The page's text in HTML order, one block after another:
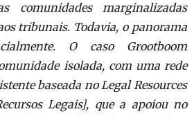
comunidades marginalizadas
tribunais. Todavia, o panorama
O caso Grootboom
isolada, com uma rede
baseada no Legal Resources
Legais], que a apoiou no